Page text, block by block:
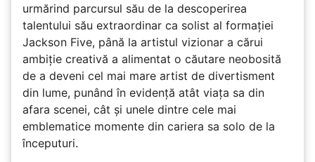
urmărind parcursul său de la descoperirea
talentului său extraordinar ca solist al formației
Jackson Five, până la artistul vizionar a cărui
ambiție creativă a alimentat o căutare neobosită
de a deveni cel mai mare artist de divertisment
din lume, punând în evidență atât viața sa din
afara scenei, cât și unele dintre cele mai
emblematice momente din cariera sa solo de la
începuturi.